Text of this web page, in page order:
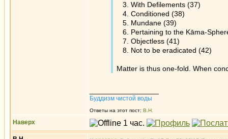
3. With Defilements (37)
4. Conditioned (38)
5. Mundane (39)
6. Pertaining to the Kāma-
7. Objectless (41)
8. Not to be eradicated (42)
Matter is thus one-fold. When
Буддизм чистой воды
Ответы на этот пост: В.Н.
Наверх